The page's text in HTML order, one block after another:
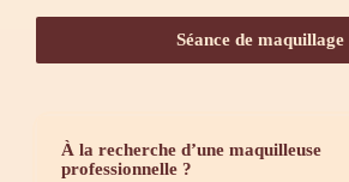
Séance de maquillage
À la recherche d’une maquilleuse
professionnelle ?